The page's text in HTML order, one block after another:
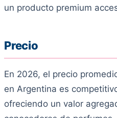
un producto premium
Precio
En 2026, el precio
en Argentina es
ofreciendo un valor